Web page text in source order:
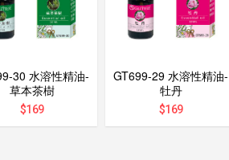
30 水溶性精油-
草本茶樹
$169
GT699-29 水溶性精油-
牡丹
$169